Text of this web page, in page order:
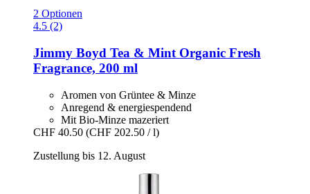
2 Optionen
4.5 (2)
Jimmy Boyd Tea & Mint Organic Fresh
Fragrance, 200 ml
Aromen von Grüntee & Minze
Anregend & energiespendend
Mit Bio-Minze mazeriert
CHF 40.50 (CHF 202.50 / l)
Zustellung bis 12. August